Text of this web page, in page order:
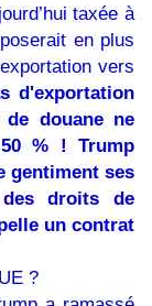
taxée à
en plus
vers
d'exportation
douane ne
% ! Trump
gentiment ses
droits de
un contrat
?